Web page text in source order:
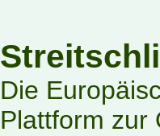
Die
Plattform zur